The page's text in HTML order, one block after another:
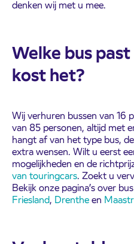
denken wij met u mee.
Welke bus
kost het?
Wij verhuren bussen van 16
van 85 personen, altijd met
hangt af van het type bus,
extra wensen. Wilt u eerst
mogelijkheden en de
van touringcars. Zoekt u
Bekijk onze pagina’s over
Friesland, Drentheen